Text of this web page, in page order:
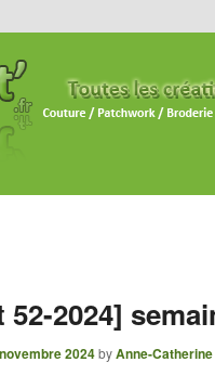
2024]
2024byAnne-Catherine